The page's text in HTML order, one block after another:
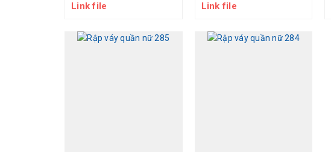
Link file Link file